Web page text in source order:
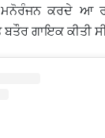
ਮਨੋਰੰਜਨ ਕਰਦੇ ਆ
ਗਾਇਕ ਕੀਤੀ